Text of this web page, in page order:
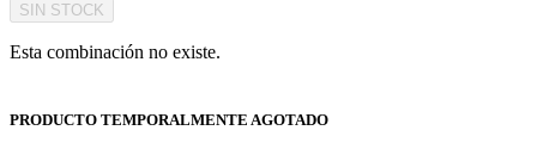
SIN STOCK
Esta combinación no existe.
PRODUCTO TEMPORALMENTE AGOTADO